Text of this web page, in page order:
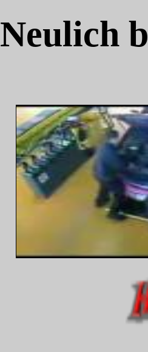
Neulich